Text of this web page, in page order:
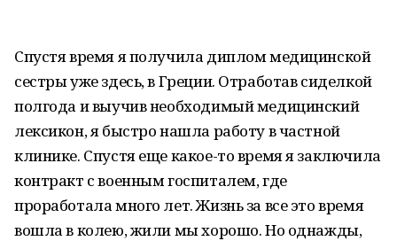
Спустя время я получила диплом медицинской
сестры уже здесь, в Греции. Отработав сиделкой
полгода и выучив необходимый медицинский
лексикон, я быстро нашла работу в частной
клинике. Спустя еще какое-то время я заключила
контракт с военным госпиталем, где
проработала много лет. Жизнь за все это время
вошла в колею, жили мы хорошо. Но однажды,